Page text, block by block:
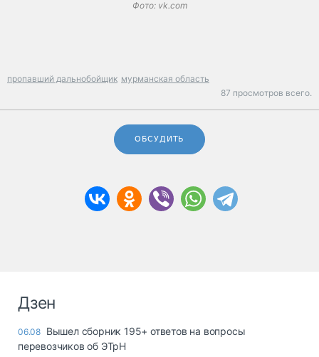
Фото: vk.com
пропавший дальнобойщик мурманская область
87 просмотров всего.
ОБСУДИТЬ
Дзен
06.08 Вышел сборник 195+ ответов на вопросы
перевозчиков об ЭТрН